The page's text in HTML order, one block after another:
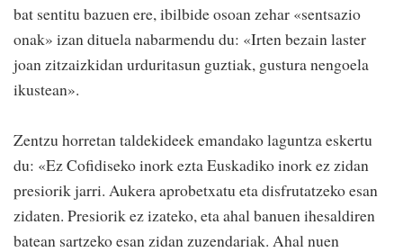
bat sentitu bazuen ere, ibilbide osoan zehar «sentsazio
onak» izan dituela nabarmendu du: «Irten bezain laster
joan zitzaizkidan urduritasun guztiak, gustura nengoela
ikustean».
Zentzu horretan taldekideek emandako laguntza eskertu
du: «Ez Cofidiseko inork ezta Euskadiko inork ez zidan
presiorik jarri. Aukera aprobetxatu eta disfrutatzeko esan
zidaten. Presiorik ez izateko, eta ahal banuen ihesaldiren
batean sartzeko esan zidan zuzendariak. Ahal nuen